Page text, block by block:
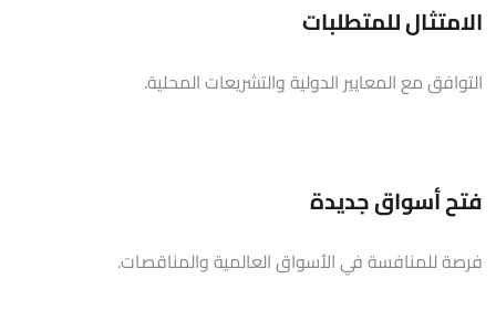
الامتثال للمتطلبات
التوافق مع المعايير الدولية والتشريعات المحلية.
فتح أسواق جديدة
فرصة للمنافسة في الأسواق العالمية والمناقصات.